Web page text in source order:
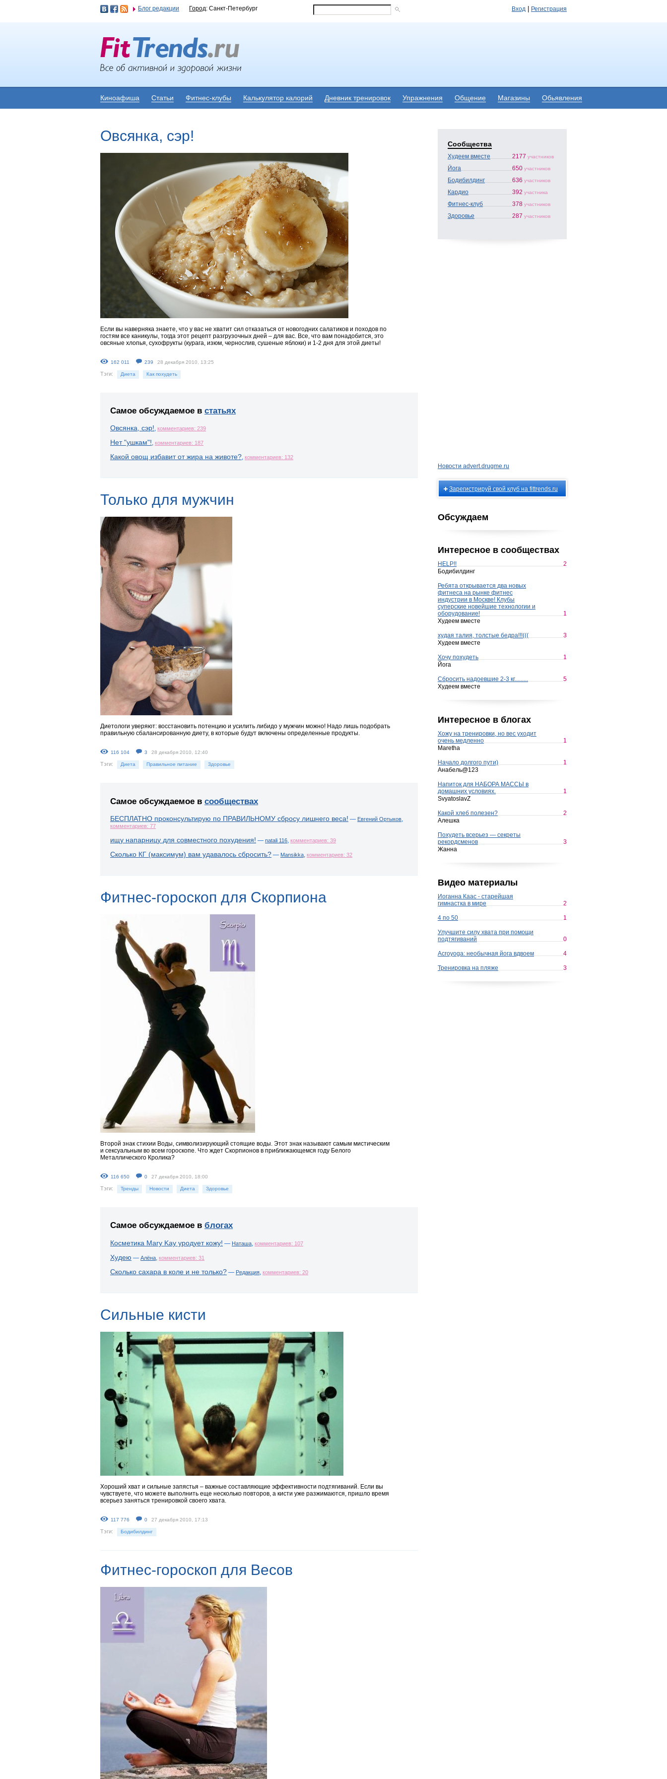
Блог редакции Город: Санкт-Петербург Вход Регистрация
Киноафиша Статьи Фитнес-клубы Калькулятор калорий Дневник тренировок Упражнения Общение Магазины Обьявления
Овсянка, сэр!
Если вы наверняка знаете, что у вас не хватит сил отказаться от новогодних салатиков и походов по
гостям все каникулы, тогда этот рецепт разгрузочных дней – для вас. Все, что вам понадобится, это
овсяные хлопья, сухофрукты (курага, изюм, чернослив, сушеные яблоки) и 1-2 дня для этой диеты!
162 011 239 28 декабря 2010, 13:25
Тэги: Диета Как похудеть
Самое обсуждаемое в статьях
Овсянка, сэр!, комментариев: 239
Нет "ушкам"!, комментариев: 187
Какой овощ избавит от жира на животе?, комментариев: 132
Только для мужчин
Диетологи уверяют: восстановить потенцию и усилить либидо у мужчин можно! Надо лишь подобрать
правильную сбалансированную диету, в которые будут включены определенные продукты.
116 104 3 28 декабря 2010, 12:40
Тэги: Диета Правильное питание Здоровье
Самое обсуждаемое в сообществах
БЕСПЛАТНО проконсультирую по ПРАВИЛЬНОМУ сбросу лишнего веса! — Евгений Ортыков,
комментариев: 77
ищу напарницу для совместного похудения! — natali 116, комментариев: 39
Сколько КГ (максимум) вам удавалось сбросить? — Mansikka, комментариев: 32
Фитнес-гороскоп для Скорпиона
Второй знак стихии Воды, символизирующий стоящие воды. Этот знак называют самым мистическим
и сексуальным во всем гороскопе. Что ждет Скорпионов в приближающемся году Белого
Металлического Кролика?
116 650 0 27 декабря 2010, 18:00
Тэги: Тренды Новости Диета Здоровье
Самое обсуждаемое в блогах
Косметика Mary Kay уродует кожу! — Наташа комментариев: 107
Худею — Алёна комментариев: 31
Сколько сахара в коле и не только? — Редакция комментариев: 20
Сильные кисти
Хороший хват и сильные запястья – важные составляющие эффективности подтягиваний. Если вы
чувствуете, что можете выполнить еще несколько повторов, а кисти уже разжимаются, пришло время
всерьез заняться тренировкой своего хвата.
117 776 0 27 декабря 2010, 17:13
Тэги: Бодибилдинг
Фитнес-гороскоп для Весов
Сообщества
Худеем вместе 2177 участников
Йога 650 участников
Бодибилдинг 636 участников
Кардио 392 участника
Фитнес-клуб 378 участников
Здоровье 287 участников
Новости advert.drugme.ru
Зарегистрируй свой клуб на fittrends.ru
Обсуждаем
Интересное в сообществах
HELP!!
2
Бодибилдинг
Ребята открывается два новых
фитнеса на рынке фитнес
индустрии в Москве! Клубы
суперские новейшие технологии и
оборудование!
1
Худеем вместе
худая талия, толстые бедра!!!(((
3
Худеем вместе
Хочу похудеть
1
Йога
Сбросить надоевшие 2-3 кг.........
5
Худеем вместе
Интересное в блогах
Хожу на тренировки, но вес уходит
очень медленно
1
Maretha
Начало долгого пути)
1
Анабель@123
Напиток для НАБОРА МАССЫ в
домашних условиях.
1
SvyatoslavZ
Какой хлеб полезен?
2
Алешка
Похудеть всерьез — секреты
рекордсменов
3
Жанна
Видео материалы
Иоганна Каас - старейшая
гимнастка в мире
2
4 по 50 1
Улучшите силу хвата при помощи
подтягиваний
0
Acroyoga: необычная йога вдвоем 4
Тренировка на пляже 3